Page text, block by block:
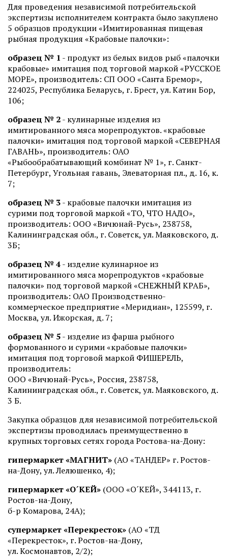
Для проведения независимой потребительской
экспертизы исполнителем контракта было закуплено
5 образцов продукции «Имитированная пищевая
рыбная продукция «Крабовые палочки»:
образец № 1 - продукт из белых видов рыб «палочки
крабовые» имитация под торговой маркой «РУССКОЕ
МОРЕ», производитель: СП ООО «Санта Бремор»,
224025, Республика Беларусь, г. Брест, ул. Катин Бор,
106;
образец № 2- кулинарные изделия из
имитированного мяса морепродуктов. «крабовые
палочки» имитация под торговой маркой «СЕВЕРНАЯ
ГАВАНЬ», производитель: ОАО
«Рыбообрабатывающий комбинат № 1», г. Санкт-
Петербург, Угольная гавань, Элеваторная пл., д. 16, к.
7;
образец № 3- крабовые палочки имитация из
сурими под торговой маркой «ТО, ЧТО НАДО»,
производитель: ООО «Вичюнай-Русь», 238758,
Калининградская обл., г. Советск, ул. Маяковского, д.
3Б;
образец № 4- изделие кулинарное из
имитированного мяса морепродуктов «крабовые
палочки» под торговой маркой «СНЕЖНЫЙ КРАБ»,
производитель: ОАО Производственно-
коммерческое предприятие «Меридиан», 125599, г.
Москва, ул. Ижорская, д. 7;
образец № 5- изделие из фарша рыбного
формованного и сурими «крабовые палочки»
имитация под торговой маркой ФИШЕРЕЛЬ,
производитель:
ООО «Вичюнай-Русь», Россия, 238758,
Калининградская обл., г. Советск, ул. Маяковского, д.
3 Б.
Закупка образцов для независимой потребительской
экспертизы проводилась преимущественно в
крупных торговых сетях города Ростова-на-Дону:
гипермаркет «МАГНИТ» (АО «ТАНДЕР» г. Ростов-
на-Дону, ул. Лелюшенко, 4);
гипермаркет «О´КЕЙ» (ООО «О´КЕЙ», 344113, г.
Ростов-на-Дону,
б-р Комарова, 24А);
супермаркет «Перекресток» (АО «ТД
«Перекресток», г. Ростов-на-Дону,
ул. Космонавтов, 2/2);